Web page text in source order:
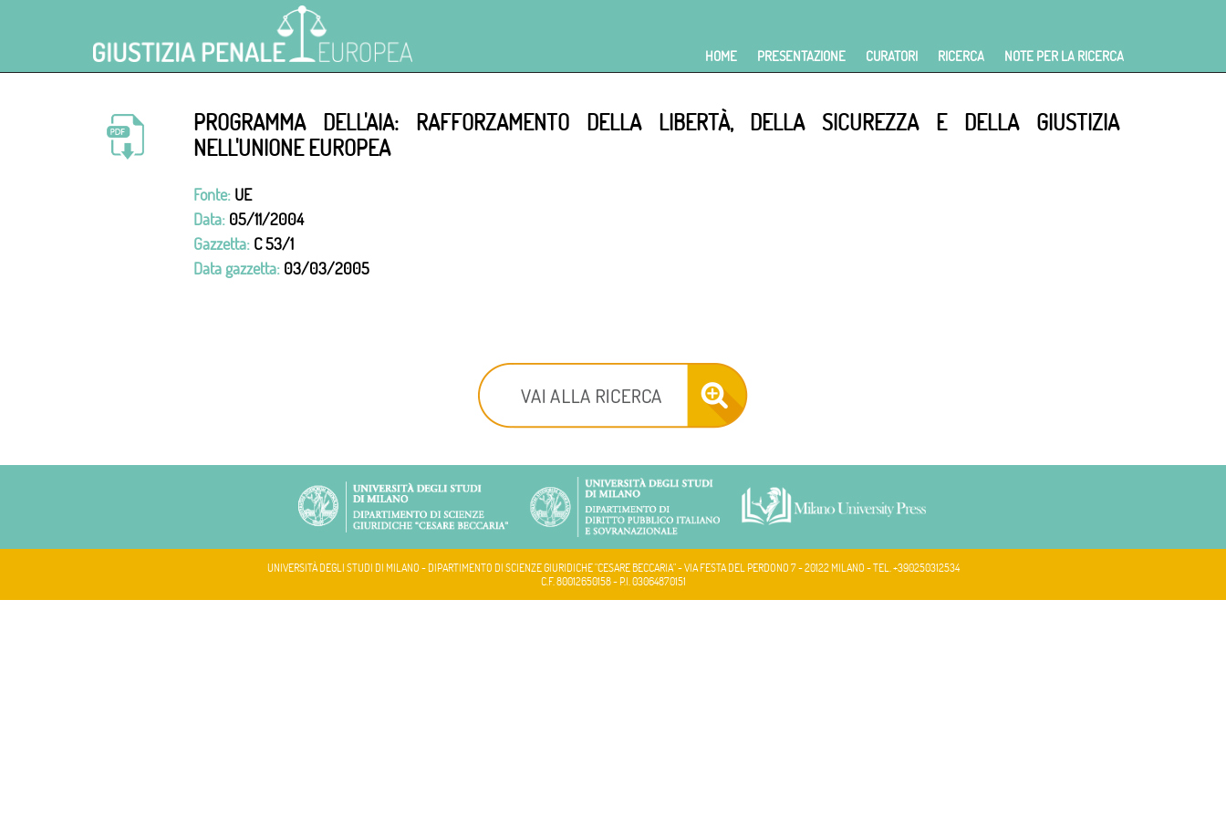
HOME PRESENTAZIONE CURATORI RICERCA NOTE PER LA RICERCA
PROGRAMMA DELL'AIA: RAFFORZAMENTO DELLA LIBERTÀ, DELLA SICUREZZA E DELLA GIUSTIZIA
NELL'UNIONE EUROPEA
Fonte: UE
Data: 05/11/2004
Gazzetta: C 53/1
Data gazzetta: 03/03/2005
UNIVERSITÀ DEGLI STUDI DI MILANO - DIPARTIMENTO DI SCIENZE GIURIDICHE "CESARE BECCARIA" - VIA FESTA DEL PERDONO 7 - 20122 MILANO - TEL. +390250312534
C.F. 80012650158 - P.I. 03064870151